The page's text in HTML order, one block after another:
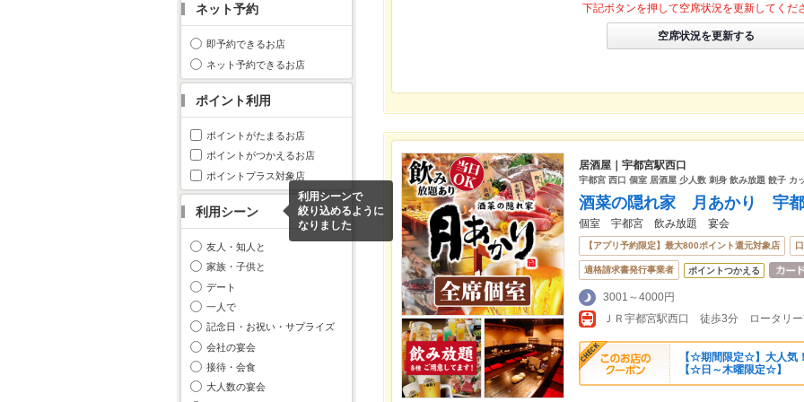
ネット予約
即予約できるお店
ネット予約できるお店
ポイント利用
ポイントがたまるお店
ポイントがつかえるお店
ポイントプラス対象店
利用シーン
利用シーンで
絞り込めるように
なりました
友人・知人と
家族・子供と
デート
一人で
記念日・お祝い・サプライズ
会社の宴会
接待・会食
大人数の宴会
下記ボタンを押して空席状況を更新してくだ
空席状況を更新する
居酒屋｜宇都宮駅西口
宇都宮 西口 個室 居酒屋 少人数 刺身 飲み放題 餃子
酒菜の隠れ家 月あかり 宇都
個室 宇都宮 飲み放題 宴会
【アプリ予約限定】最大800ポイント還元対象店
適格請求書発行事業者 ポイントつかえる
3001～4000円
ＪＲ宇都宮駅西口 徒歩3分 ロータリ
【☆期間限定☆】大人気
【☆日～木曜限定☆】